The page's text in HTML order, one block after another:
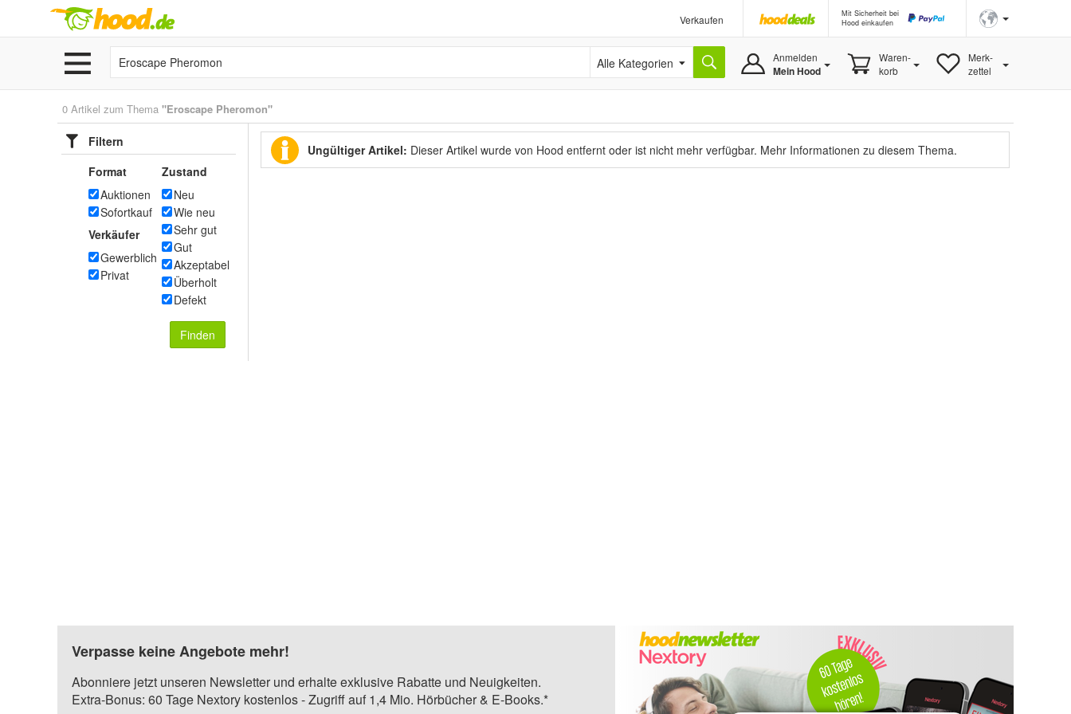
Verkaufen
Mit Sicherheit bei
Hood einkaufen
Alle Kategorien Anmelden
Mein Hood
Waren-
korb
Merk-
zettel
0 Artikel zum Thema "Eroscape Pheromon"
Filtern
Format
Auktionen
Sofortkauf
Verkäufer
Gewerblich
Privat
Zustand
Neu
Wie neu
Sehr gut
Gut
Akzeptabel
Überholt
Defekt
Finden
Ungültiger Artikel: Dieser Artikel wurde von Hood entfernt oder ist nicht mehr verfügbar. Mehr Informationen zu diesem Thema.
Verpasse keine Angebote mehr!
Abonniere jetzt unseren Newsletter und erhalte exklusive Rabatte und Neuigkeiten.
Extra-Bonus: 60 Tage Nextory kostenlos - Zugriff auf 1,4 Mio. Hörbücher & E-Books.*